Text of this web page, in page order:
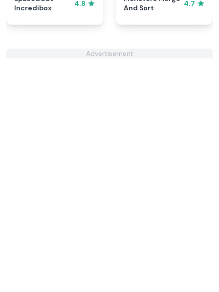
Incredibox
4.8
And Sort
4.7
Advertisement